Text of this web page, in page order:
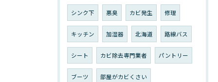
シンク下 悪臭 カビ発生 修理
キッチン 加湿器 北海道 路線バス
シート カビ除去専門業者 パントリー
ブーツ 部屋がカビくさい